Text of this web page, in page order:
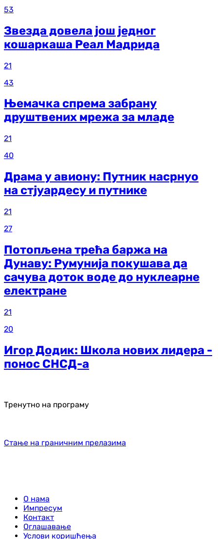
53
Звезда довела још једног
кошаркаша Реал Мадрида
21
43
Њемачка спрема забрану
друштвених мрежа за младе
21
40
Драма у авиону: Путник насрнуо
на стјуардесу и путнике
21
27
Потопљена трећа баржа на
Дунаву: Румунија покушава да
сачува доток воде до нуклеарне
електране
21
20
Игор Додик: Школа нових лидера -
понос СНСД-а
Тренутно на програму
Стање на граничним прелазима
О нама
Импресум
Контакт
Оглашавање
Услови коришћења